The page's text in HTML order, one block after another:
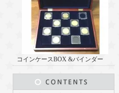
コインケースBOX &バインダー